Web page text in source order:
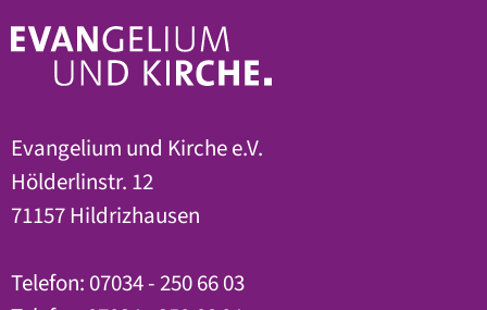
Evangelium und Kirche e.V.
Hölderlinstr. 12
71157 Hildrizhausen
Telefon: 07034 - 250 66 03